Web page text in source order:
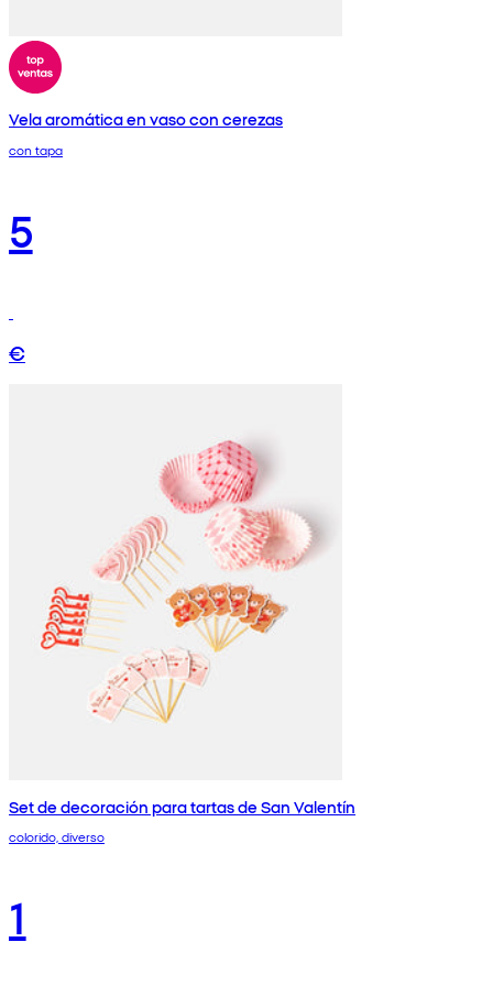
Vela aromática en vaso con cerezas
con tapa
5
€
Set de decoración para tartas de San Valentín
colorido, diverso
1